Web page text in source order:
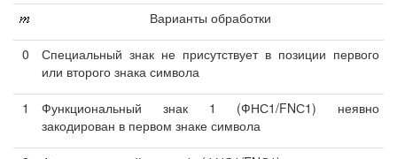
Варианты обработки
0
Специальный знак не присутствует в позиции первого
или второго знака символа
1
Функциональный знак 1 (ФНС1/FNС1) неявно
закодирован в первом знаке символа